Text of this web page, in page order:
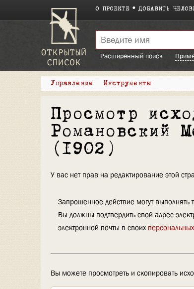
О ПРОЕКТЕ ДОБАВИТЬ
Расширенный поиск
Управление Инструменты
Просмотр
Романовский
(1902)
У вас нет прав на редактирование этой
Запрошенное действие могут выполнять
Вы должны подтвердить свой адрес
электронной почты в своих
Вы можете просмотреть и скопировать